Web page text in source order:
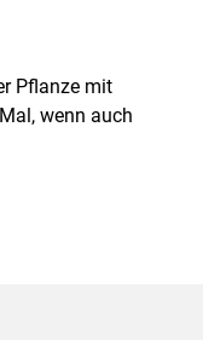
Pflanze mit
wenn auch